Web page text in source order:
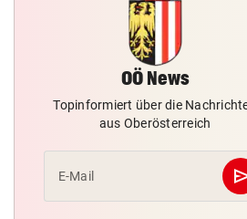
DRAMATISCHE RETTUNG
„In der Wohnung war es
und stockfinster“
IM WAGEN EINGEKLEMMT vor 21
Autolenker (81) starb nach
Kollision mit Linienbus
vor
OÖ News
Topinformiert über die
aus Oberösterreich
E-Mail